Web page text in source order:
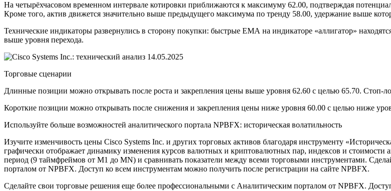
На четырёхчасовом временном интервале котировки приближаются к максимуму 62.00, подтверждая
Кроме того, актив движется значительно выше предыдущего максимума по тренду 58.00, удержание выше
Технические индикаторы развернулись в сторону покупки: быстрые ЕМА на индикаторе «аллигатор»
выше уровня перехода.
Торговые сценарии
Длинные позиции можно открывать после роста и закрепления цены выше уровня 62.60 с целью 65.70. Стоп-
Короткие позиции можно открывать после снижения и закрепления цены ниже уровня 60.00 с целью ниже
Используйте больше возможностей аналитического портала NPBFX: историческая волатильность
Изучите изменчивость цены Cisco Systems Inc. и других торговых активов благодаря инструменту
графически отображает динамику изменения курсов валютных и криптовалютных пар, индексов и
период (9 таймфреймов от М1 до MN) и сравнивать показатели между всеми торговыми инструментами.
порталом от NPBFX. Доступ ко всем инструментам можно получить после регистрации на сайте NPBFX.
Сделайте свои торговые решения еще более профессиональными с Аналитическим порталом от NPBFX.